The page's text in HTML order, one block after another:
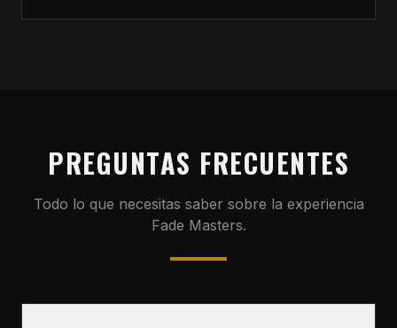
PREGUNTAS FRECUENTES
Todo lo que necesitas saber sobre la experiencia
Fade Masters.